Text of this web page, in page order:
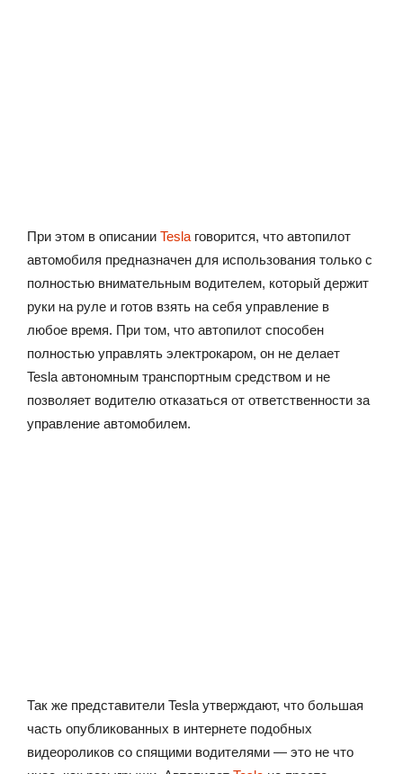
При этом в описании Tesla говорится, что автопилот
автомобиля предназначен для использования только с
полностью внимательным водителем, который держит
руки на руле и готов взять на себя управление в
любое время. При том, что автопилот способен
полностью управлять электрокаром, он не делает
Tesla автономным транспортным средством и не
позволяет водителю отказаться от ответственности за
управление автомобилем.
Так же представители Tesla утверждают, что большая
часть опубликованных в интернете подобных
видеороликов со спящими водителями — это не что